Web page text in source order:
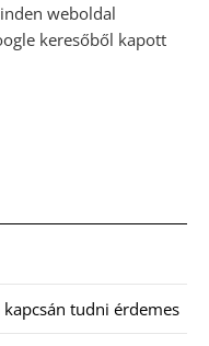
weboldal
keresőből kapott
tudni érdemes